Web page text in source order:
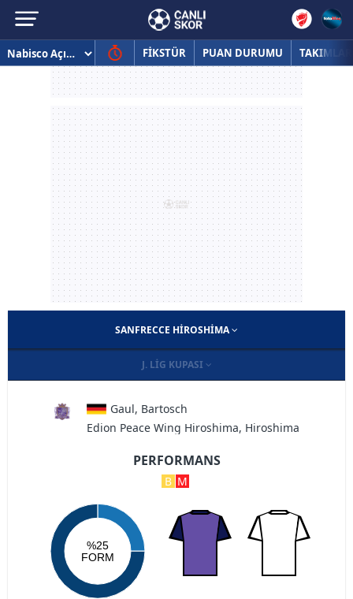
FİKSTÜR PUAN DURUMU TAKIMLAR
SANFRECCE HIROSHIMA
J. LIG KUPASI
Gaul, Bartosch
Edion Peace Wing Hiroshima, Hiroshima
PERFORMANS
B M
%25
FORM